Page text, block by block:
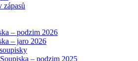
zápasů
– podzim 2026
– jaro 2026
Soupiska – podzim 2025